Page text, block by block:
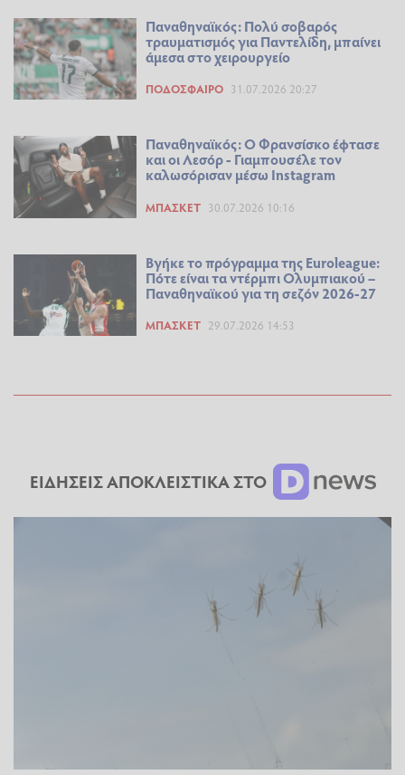
Παναθηναϊκός: Πολύ σοβαρός
τραυματισμός για Παντελίδη, μπαίνει
άμεσα στο χειρουργείο
ΠΟΔΌΣΦΑΙΡΟ 31.07.2026 20:27
Παναθηναϊκός: Ο Φρανσίσκο έφτασε
και οι Λεσόρ - Γιαμπουσέλε τον
καλωσόρισαν μέσω Instagram
ΜΠΆΣΚΕΤ 30.07.2026 10:16
Βγήκε το πρόγραμμα της Euroleague:
Πότε είναι τα ντέρμπι Ολυμπιακού –
Παναθηναϊκού για τη σεζόν 2026-27
ΜΠΆΣΚΕΤ 29.07.2026 14:53
ΕΙΔΗΣΕΙΣ ΑΠΟΚΛΕΙΣΤΙΚΑ ΣΤΟ